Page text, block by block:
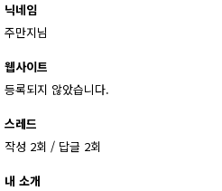
닉네임
주만지님
웹사이트
등록되지 않았습니다.
스레드
작성 2회 / 답글 2회
내 소개